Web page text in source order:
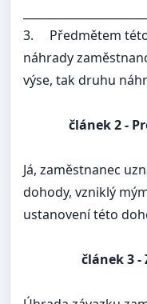
3.
Předmětem
náhrady
výse, tak druhu
článek2 -
Já, zaměstnanec
dohody, vzniklý
ustanovení této
článek 3-